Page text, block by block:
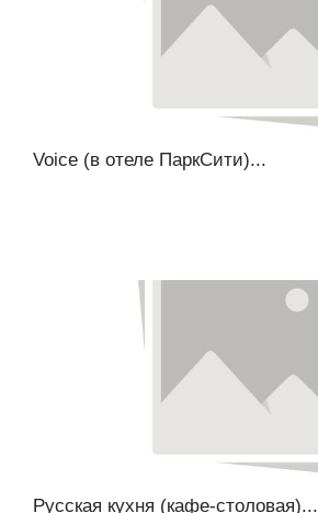
Voice (в отеле ПаркСити)...
Русская кухня (кафе-столовая)...